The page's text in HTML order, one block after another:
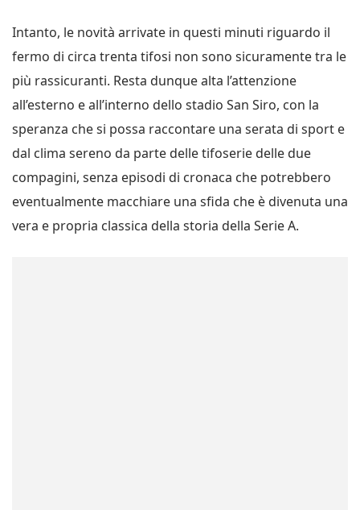
Intanto, le novità arrivate in questi minuti riguardo il
fermo di circa trenta tifosi non sono sicuramente tra le
più rassicuranti. Resta dunque alta l’attenzione
all’esterno e all’interno dello stadio San Siro, con la
speranza che si possa raccontare una serata di sport e
dal clima sereno da parte delle tifoserie delle due
compagini, senza episodi di cronaca che potrebbero
eventualmente macchiare una sfida che è divenuta una
vera e propria classica della storia della Serie A.